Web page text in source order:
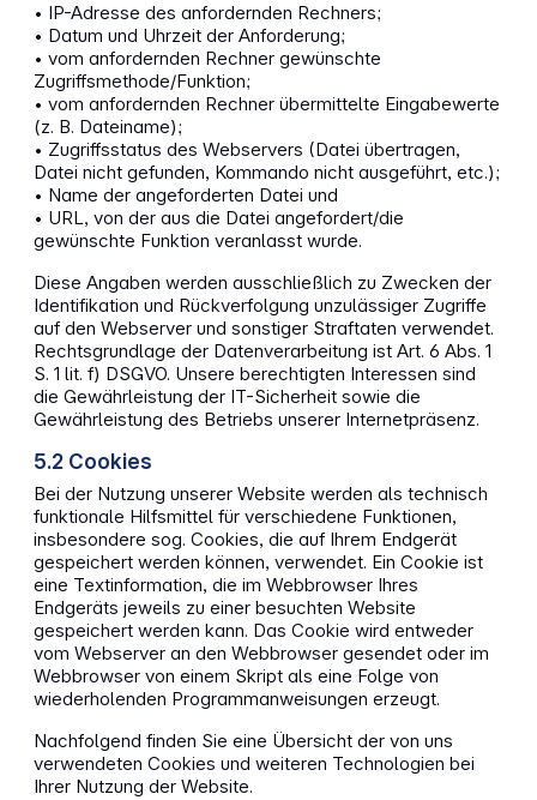
• IP-Adresse des anfordernden Rechners;
• Datum und Uhrzeit der Anforderung;
• vom anfordernden Rechner gewünschte
Zugriffsmethode/Funktion;
• vom anfordernden Rechner übermittelte Eingabewerte
(z. B. Dateiname);
• Zugriffsstatus des Webservers (Datei übertragen,
Datei nicht gefunden, Kommando nicht ausgeführt, etc.);
• Name der angeforderten Datei und
• URL, von der aus die Datei angefordert/die
gewünschte Funktion veranlasst wurde.
Diese Angaben werden ausschließlich zu Zwecken der
Identifikation und Rückverfolgung unzulässiger Zugriffe
auf den Webserver und sonstiger Straftaten verwendet.
Rechtsgrundlage der Datenverarbeitung ist Art. 6 Abs. 1
S. 1 lit. f) DSGVO. Unsere berechtigten Interessen sind
die Gewährleistung der IT-Sicherheit sowie die
Gewährleistung des Betriebs unserer Internetpräsenz.
5.2 Cookies
Bei der Nutzung unserer Website werden als technisch
funktionale Hilfsmittel für verschiedene Funktionen,
insbesondere sog. Cookies, die auf Ihrem Endgerät
gespeichert werden können, verwendet. Ein Cookie ist
eine Textinformation, die im Webbrowser Ihres
Endgeräts jeweils zu einer besuchten Website
gespeichert werden kann. Das Cookie wird entweder
vom Webserver an den Webbrowser gesendet oder im
Webbrowser von einem Skript als eine Folge von
wiederholenden Programmanweisungen erzeugt.
Nachfolgend finden Sie eine Übersicht der von uns
verwendeten Cookies und weiteren Technologien bei
Ihrer Nutzung der Website.